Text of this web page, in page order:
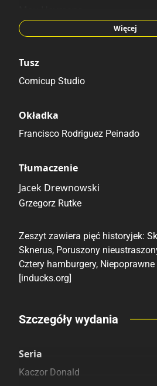
José Antonio GonzálezWięcej
Tusz
Comicup Studio
Okładka
Francisco Rodriguez Peinado
Tłumaczenie
Jacek Drewnowski
Grzegorz Rutke
Zeszyt zawiera pięć historyjek:
Sknerus, Poruszony
Cztery hamburgery,
[inducks.org]
Porównaj ceny
Szczegóły wydania
Seria
Kaczor Donald